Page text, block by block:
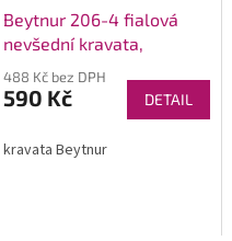
Beytnur 206-4 fialová
nevšední kravata,
488 Kč bez DPH
590 Kč DETAIL
kravata Beytnur